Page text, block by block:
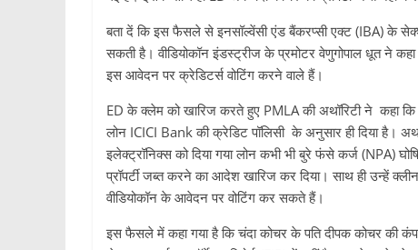
बता दें कि इस फैसले से इनसॉल्वेंसी एंड बैंकरप्सी एक्ट (IBA) के
सकती है। वीडियोकॉन इंडस्ट्रीज के प्रमोटर वेणुगोपाल धूत ने
इस आवेदन पर क्रेडिटर्स वोटिंग करने वाले हैं।
ED के क्लेम को खारिज करते हुए PMLA की अथॉरिटी ने कहा
लोन ICICI Bank की क्रेडिट पॉलिसी के अनुसार ही दिया है।
इलेक्ट्रॉनिक्स को दिया गया लोन कभी भी बुरे फंसे कर्ज (NPA)
प्रॉपर्टी जब्त करने का आदेश खारिज कर दिया। साथ ही उन्हें
वीडियोकॉन के आवेदन पर वोटिंग कर सकते हैं।
इस फैसले में कहा गया है कि चंदा कोचर के पति दीपक कोचर की